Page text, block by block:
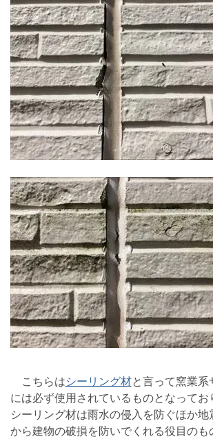
こちらはシーリング材と言って窯業系
には必ず使用されているものとなってお
シーリング材は雨水の侵入を防ぐほか地
から建物の破損を防いでくれる役目のも